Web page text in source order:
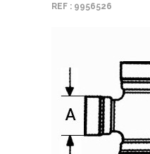
REF : 9956526